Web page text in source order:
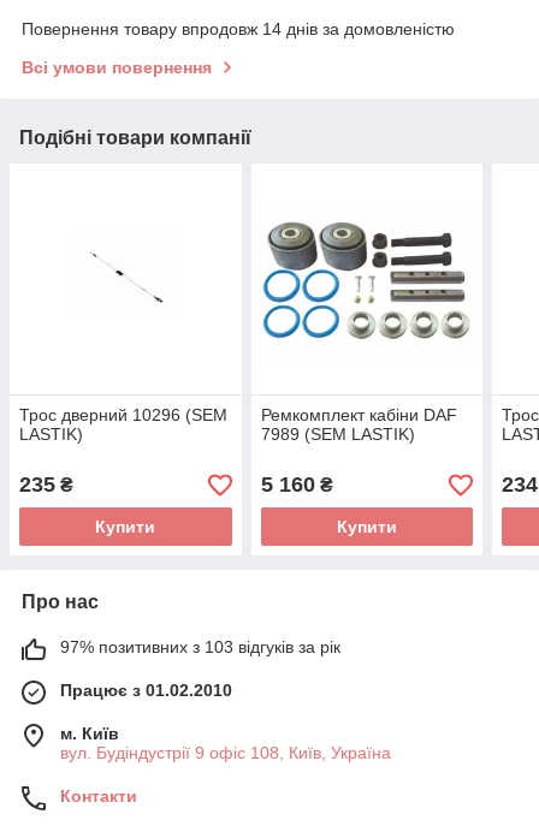
Повернення товару впродовж 14 днів за домовленістю
Всі умови повернення
Подібні товари компанії
Трос дверний 10296 (SEM
LASTIK)
235 ₴
Купити
Ремкомплект кабіни DAF
7989 (SEM LASTIK)
5 160₴
Купити
234
Про нас
97% позитивних з 103 відгуків за рік
Працює з 01.02.2010
м. Київ
вул. Будіндустрії 9 офіс 108, Київ, Україна
Контакти